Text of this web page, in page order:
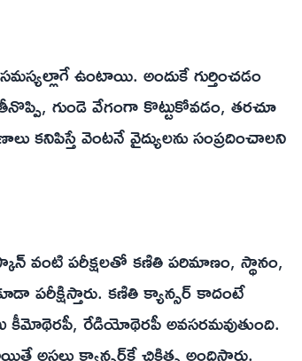
ఉంటాయి. అందుకే గుర్తించడం
గుండె వేగంగా కొట్టుకోవడం, తరచూ
కనిపిస్తే వెంటనే వైద్యులను సంప్రదించాలని
వంటి పరీక్షలతో కణితి పరిమాణం, స్థానం,
పరీక్షిస్తారు. కణితి క్యాన్సర్‌ కాదంటే
కీమోథెరపీ, రేడియోథెరపీ అవసరమవుతుంది.
అసలు క్యాన్సర్‌కే చికిత్స అందిస్తారు.